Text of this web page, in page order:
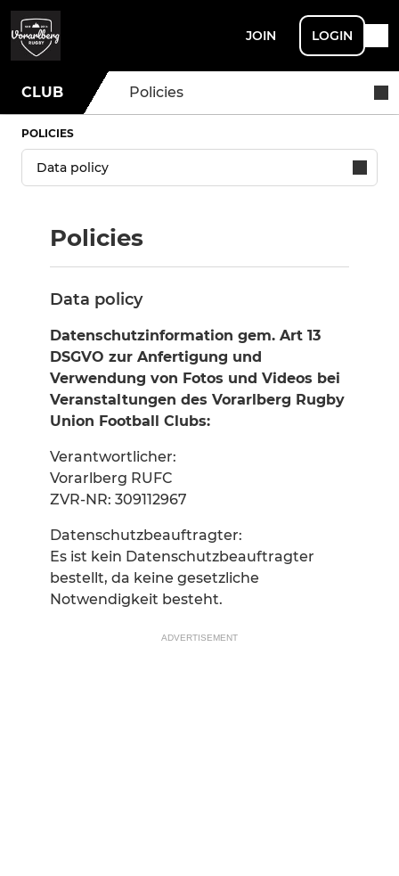
JOIN LOGIN
CLUB Policies
POLICIES
Policies
Data policy
Datenschutzinformation gem. Art 13
DSGVO zur Anfertigung und
Verwendung von Fotos und Videos bei
Veranstaltungen des Vorarlberg Rugby
Union Football Clubs:
Verantwortlicher:
Vorarlberg RUFC
ZVR-NR: 309112967
Datenschutzbeauftragter:
Es ist kein Datenschutzbeauftragter
bestellt, da keine gesetzliche
Notwendigkeit besteht.
ADVERTISEMENT